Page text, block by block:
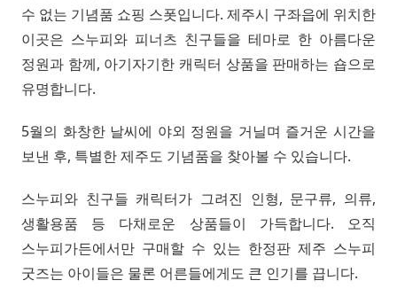
수 없는 기념품 쇼핑 스폿입니다. 제주시 구좌읍에 위치한
이곳은 스누피와 피너츠 친구들을 테마로 한 아름다운
정원과 함께, 아기자기한 캐릭터 상품을 판매하는 숍으로
유명합니다.
5월의 화창한 날씨에 야외 정원을 거닐며 즐거운 시간을
보낸 후, 특별한 제주도 기념품을 찾아볼 수 있습니다.
스누피와 친구들 캐릭터가 그려진 인형, 문구류, 의류,
생활용품 등 다채로운 상품들이 가득합니다. 오직
스누피가든에서만 구매할 수 있는 한정판 제주 스누피
굿즈는 아이들은 물론 어른들에게도 큰 인기를 끕니다.